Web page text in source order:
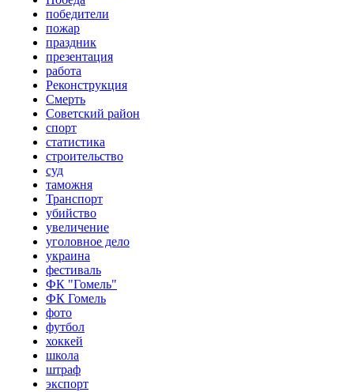
победители
пожар
праздник
презентация
работа
Реконструкция
Смерть
Советский район
спорт
статистика
строительство
суд
таможня
Транспорт
убийство
увеличение
уголовное дело
украина
фестиваль
ФК "Гомель"
ФК Гомель
фото
футбол
хоккей
школа
штраф
экспорт